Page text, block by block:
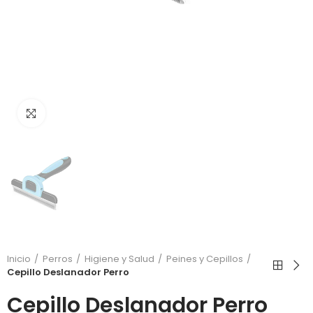
Inicio Perros Higiene y Salud
Peines y Cepillos
Cepillo Deslanador Perro
Cepillo Deslanador Perro